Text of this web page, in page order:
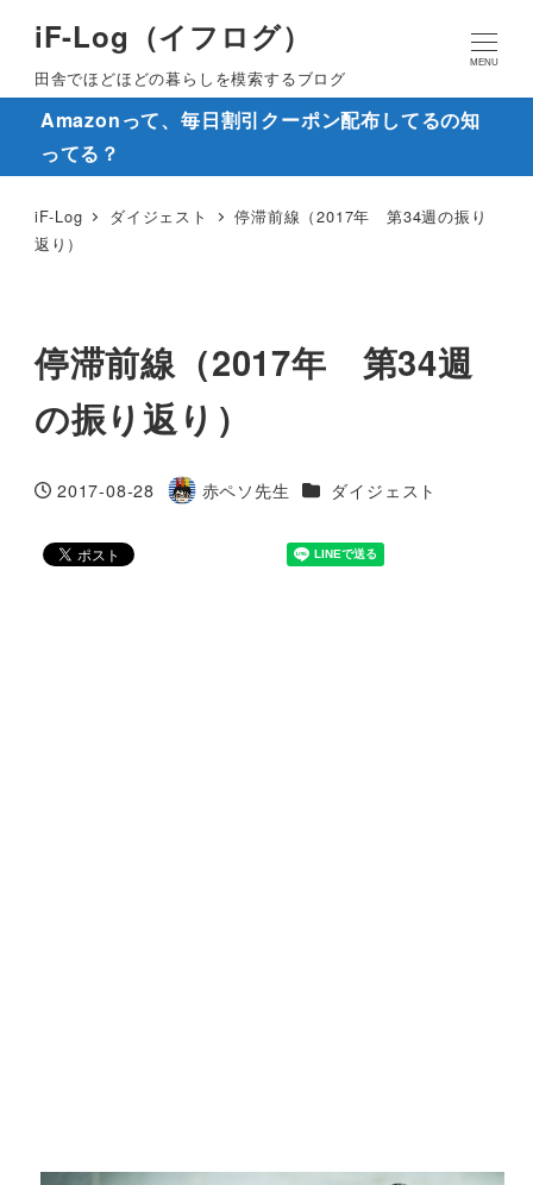
iF-Log（イフログ）
田舎でほどほどの暮らしを模索するブログ
MENU
Amazonって、毎日割引クーポン配布してるの知
ってる？
iF-Log ダイジェスト
停滞前線（2017年 第34週の振り
返り）
停滞前線（2017年 第34週
の振り返り）
投稿日
2017-08-28
著
赤ペソ先生 カテゴリー
ダイジェスト